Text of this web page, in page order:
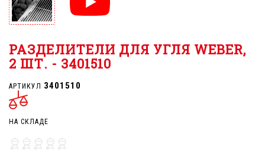
РАЗДЕЛИТЕЛИ ДЛЯ УГЛЯ WEBER,
2 ШТ. - 3401510
АРТИКУЛ 3401510
НА СКЛАДЕ